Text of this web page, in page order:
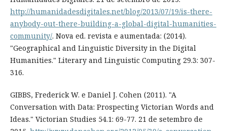
http://humanidadesdigitales.net/blog/2013/07/19/is-there-
anybody-out-there-building-a-global-digital-humanities-
community/. Nova ed. revista e aumentada: (2014).
"Geographical and Linguistic Diversity in the Digital
Humanities." Literary and Linguistic Computing 29.3: 307-
316.
GIBBS, Frederick W. e Daniel J. Cohen (2011). "A
Conversation with Data: Prospecting Victorian Words and
Ideas." Victorian Studies 54.1: 69-77. 21 de setembro de